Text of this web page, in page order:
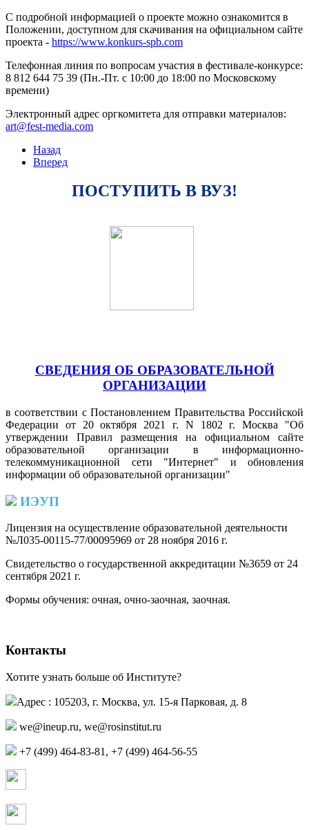
С подробной информацией о проекте можно ознакомится в
Положении, доступном для скачивания на официальном сайте
проекта - https://www.konkurs-spb.com
Телефонная линия по вопросам участия в фестивале-конкурсе:
8 812 644 75 39 (Пн.-Пт. с 10:00 до 18:00 по Московскому
времени)
Электронный адрес оргкомитета для отправки материалов:
Назад
Вперед
ПОСТУПИТЬ В ВУЗ!
СВЕДЕНИЯ ОБ ОБРАЗОВАТЕЛЬНОЙ
ОРГАНИЗАЦИИ
в соответствии с Постановлением Правительства Российской
Федерации от 20 октября 2021 г. N 1802 г. Москва "Об
утверждении Правил размещения на официальном сайте
образовательной организации в информационно-
телекоммуникационной сети "Интернет" и обновления
информации об образовательной организации"
ИЭУП
Лицензия на осуществление образовательной деятельности
№Л035-00115-77/00095969 от 28 ноября 2016 г.
Свидетельство о государственной аккредитации №3659 от 24
сентября 2021 г.
Формы обучения: очная, очно-заочная, заочная.
Контакты
Хотите узнать больше об Институте?
Адрес : 105203, г. Москва, ул. 15-я Парковая, д. 8
,
+7 (499) 464-83-81, +7 (499) 464-56-55